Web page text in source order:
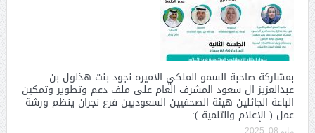
بمشاركة صاحبة السمو الملكي الاميره نجود بنت هذلول بن
عبدالعزيز ال سعود المشرف العام على ملف دعم وتطوير وتمكين
الباعة الجائلين هيئة الصحفيين السعوديين فرع نجران ينظم ورشة
عمل ( الإعلام والتنمية ):
مايو 08, 2025